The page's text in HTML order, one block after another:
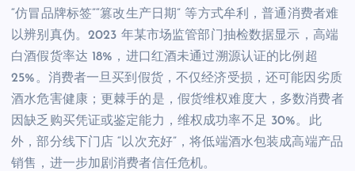
“仿冒品牌标签”“篡改生产日期” 等方式牟利，普通消费者难
以辨别真伪。2023 年某市场监管部门抽检数据显示，高端
白酒假货率达 18%，进口红酒未通过溯源认证的比例超
25%。消费者一旦买到假货，不仅经济受损，还可能因劣质
酒水危害健康；更棘手的是，假货维权难度大，多数消费者
因缺乏购买凭证或鉴定能力，维权成功率不足 30%。此
外，部分线下门店 “以次充好”，将低端酒水包装成高端产品
销售，进一步加剧消费者信任危机。